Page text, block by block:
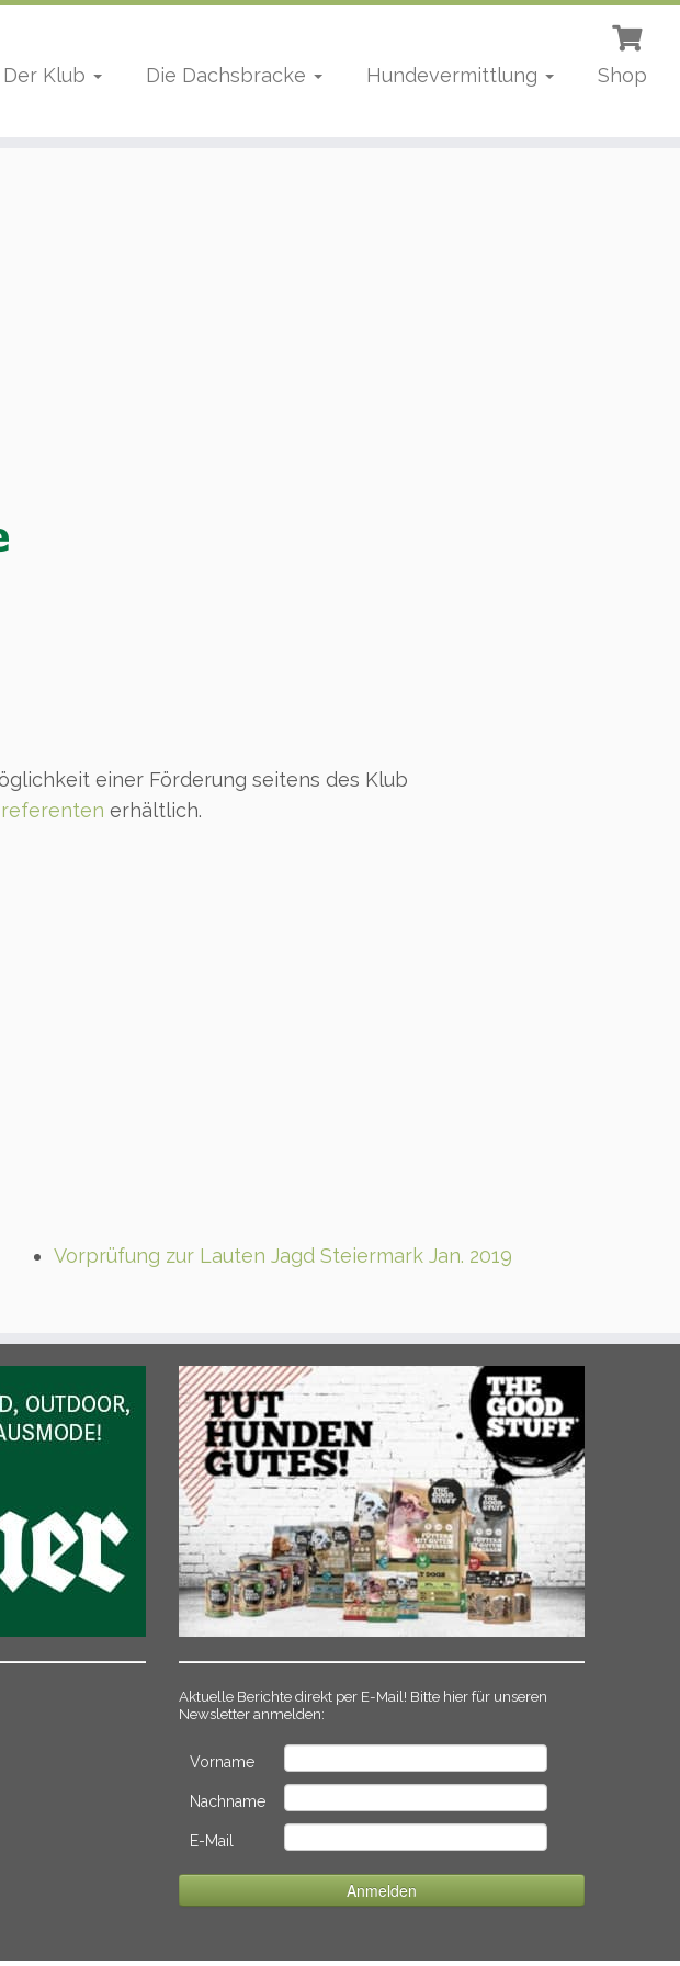
Der Klub Die Dachsbracke Hundevermittlung Shop
einer Förderung seitens des Klub
erhältlich.
Vorprüfung zur Lauten Jagd Steiermark Jan. 2019
Aktuelle Berichte direkt per E-Mail! Bitte hier für unseren
Newsletter anmelden:
Vorname
Nachname
E-Mail